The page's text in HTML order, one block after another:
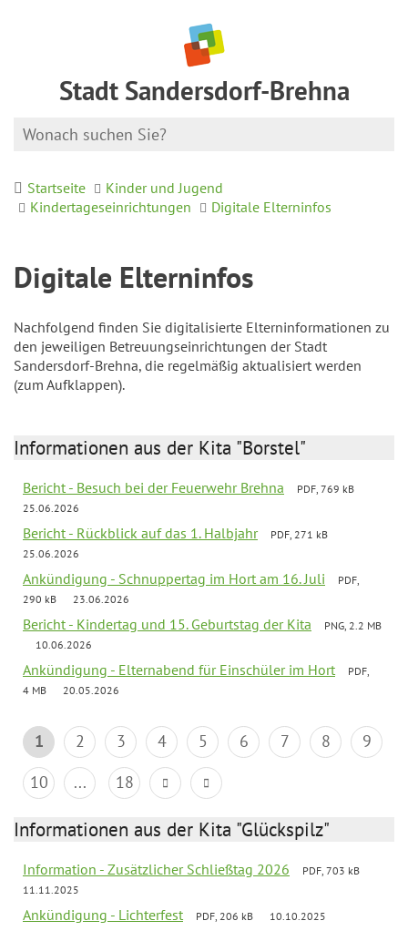
Stadt Sandersdorf-Brehna
Startseite
Kinder und Jugend
Kindertageseinrichtungen
Digitale Elterninfos
Digitale Elterninfos
Nachfolgend finden Sie digitalisierte Elterninformationen zu
den jeweiligen Betreuungseinrichtungen der Stadt
Sandersdorf-Brehna, die regelmäßig aktualisiert werden
(zum Aufklappen).
Informationen aus der Kita "Borstel"
Bericht - Besuch bei der Feuerwehr Brehna
PDF, 769 kB
25.06.2026
Bericht - Rückblick auf das 1. Halbjahr
PDF, 271 kB
25.06.2026
Ankündigung - Schnuppertag im Hort am 16. Juli
PDF,
290 kB
23.06.2026
Bericht - Kindertag und 15. Geburtstag der Kita
PNG, 2.2 MB
10.06.2026
Ankündigung - Elternabend für Einschüler im Hort
PDF,
4 MB
20.05.2026
1 2 3 4 5 6 7 8
9
10
... 18
Informationen aus der Kita "Glückspilz"
Information - Zusätzlicher Schließtag 2026
PDF, 703 kB
11.11.2025
Ankündigung - Lichterfest PDF, 206 kB 10.10.2025